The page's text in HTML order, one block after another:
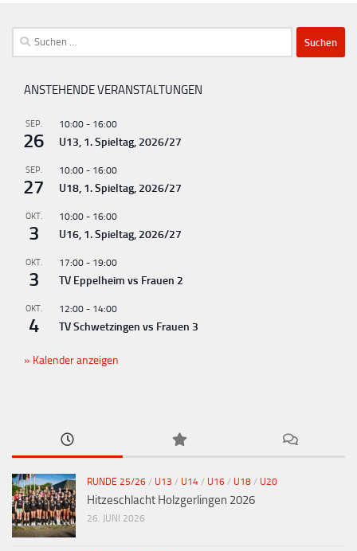
Suchen
nach:
ANSTEHENDE VERANSTALTUNGEN
SEP.
26
10:00 - 16:00
U13, 1. Spieltag, 2026/27
SEP.
27
10:00 - 16:00
U18, 1. Spieltag, 2026/27
OKT.
3
10:00 - 16:00
U16, 1. Spieltag, 2026/27
OKT.
3
17:00 - 19:00
TV Eppelheim vs Frauen 2
OKT.
4
12:00 - 14:00
TV Schwetzingen vs Frauen 3
Kalender anzeigen
RUNDE 25/26 / U13 / U14 / U16 / U18 / U20
Hitzeschlacht Holzgerlingen 2026
26. JUNI 2026